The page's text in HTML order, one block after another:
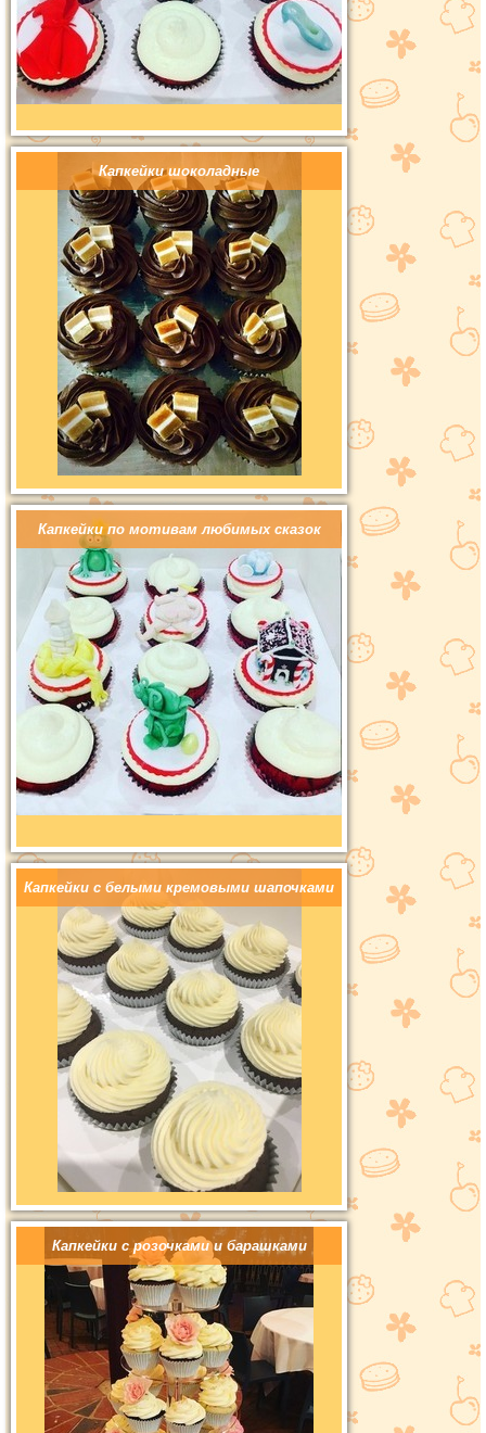
Капкейки шоколадные
Капкейки по мотивам любимых сказок
Капкейки с белыми кремовыми шапочками
Капкейки с розочками и барашками